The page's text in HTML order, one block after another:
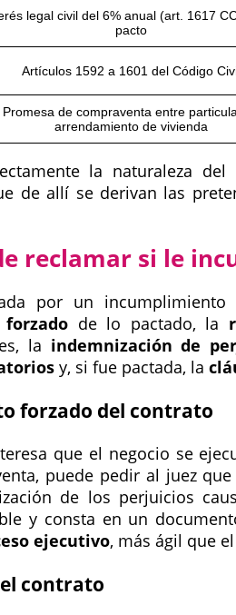
legal civil del 6% anual (art. 1617
pacto
Artículos 1592 a 1601 del Código
Promesa de compraventa entre
arrendamiento de vivienda
la naturaleza
de allí se derivan las
reclamar si le
por un
de lo pactado, la
la indemnización de
y, si fue pactada, la
forzado del contrato
que el negocio se
puede pedir al juez
de los perjuicios
y consta en un
ejecutivo, más ágil que
contrato